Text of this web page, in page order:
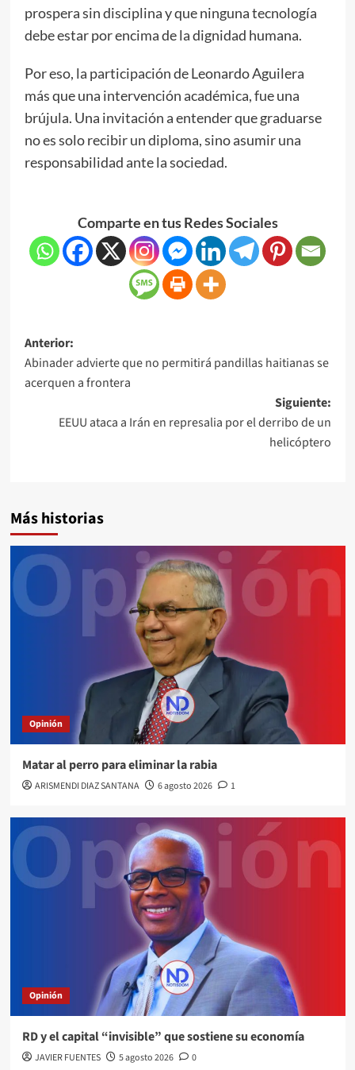
prospera sin disciplina y que ninguna tecnología
debe estar por encima de la dignidad humana.
Por eso, la participación de Leonardo Aguilera
más que una intervención académica, fue una
brújula. Una invitación a entender que graduarse
no es solo recibir un diploma, sino asumir una
responsabilidad ante la sociedad.
Comparte en tus Redes Sociales
Anterior:
Abinader advierte que no permitirá pandillas haitianas se
acerquen a frontera
Siguiente:
EEUU ataca a Irán en represalia por el derribo de un
helicóptero
Más historias
Opinión
Matar al perro para eliminar la rabia
ARISMENDI DIAZ SANTANA 6 agosto 2026 1
Opinión
RD y el capital “invisible” que sostiene su economía
JAVIER FUENTES 5 agosto 2026 0